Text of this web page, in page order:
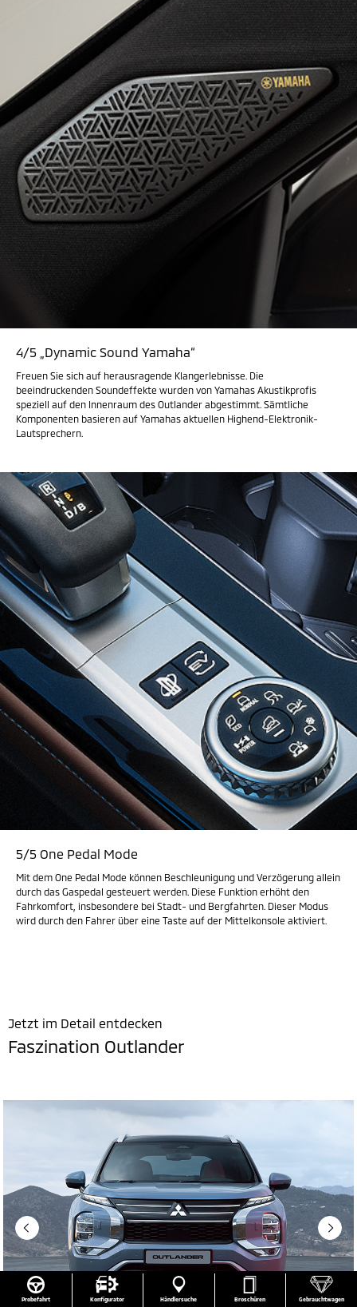
Probefahrt Konfigurator Händlersuche Broschüren Gebrauchtwagen
4/5 „Dynamic Sound Yamaha“
Freuen Sie sich auf herausragende Klangerlebnisse. Die
beeindruckenden Soundeffekte wurden von Yamahas Akustikprofis
speziell auf den Innenraum des Outlander abgestimmt. Sämtliche
Komponenten basieren auf Yamahas aktuellen Highend-Elektronik-
Lautsprechern.
5/5 One Pedal Mode
Mit dem One Pedal Mode können Beschleunigung und Verzögerung allein
durch das Gaspedal gesteuert werden. Diese Funktion erhöht den
Fahrkomfort, insbesondere bei Stadt- und Bergfahrten. Dieser Modus
wird durch den Fahrer über eine Taste auf der Mittelkonsole aktiviert.
Jetzt im Detail entdecken
Faszination Outlander